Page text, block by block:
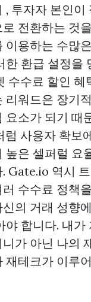
, 투자자 본인이
전환하는 것
이용하는 수많
한 환급 설정을
수수료 할인 혜
리워드은 장기
요소가 되기 때
럼 사용자 확보
높은 셀퍼럴 요
Gate.io 역시
수수료 정책
의 거래 성향
야 합니다. 내가
가 아닌 나의
재테크가 이루